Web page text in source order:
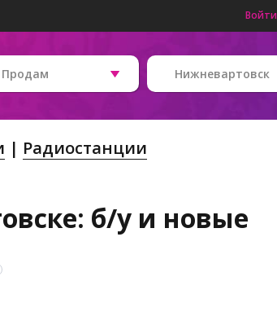
Войти
Нижневартовск
Радиостанции
б/у и новые